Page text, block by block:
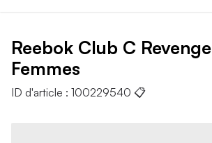
Reebok Club C
Femmes
ID d'article : 100229540 📋